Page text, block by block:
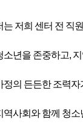
는 저희 센터 전 직
소년을 존중하고,
정의 든든한 조력자
역사회와 함께 청